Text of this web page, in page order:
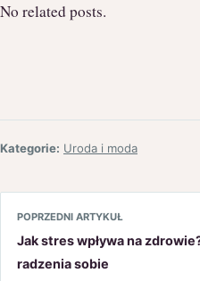
No related posts.
Kategorie: Uroda i moda
POPRZEDNI ARTYKUŁ
Jak stres wpływa na
radzenia sobie